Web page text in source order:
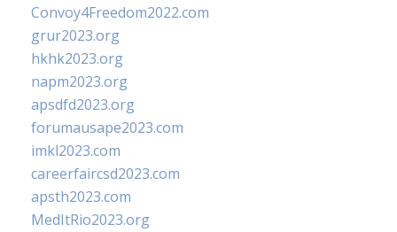
Convoy4Freedom2022.com
grur2023.org
hkhk2023.org
napm2023.org
apsdfd2023.org
forumausape2023.com
imkl2023.com
careerfaircsd2023.com
apsth2023.com
MedItRio2023.org